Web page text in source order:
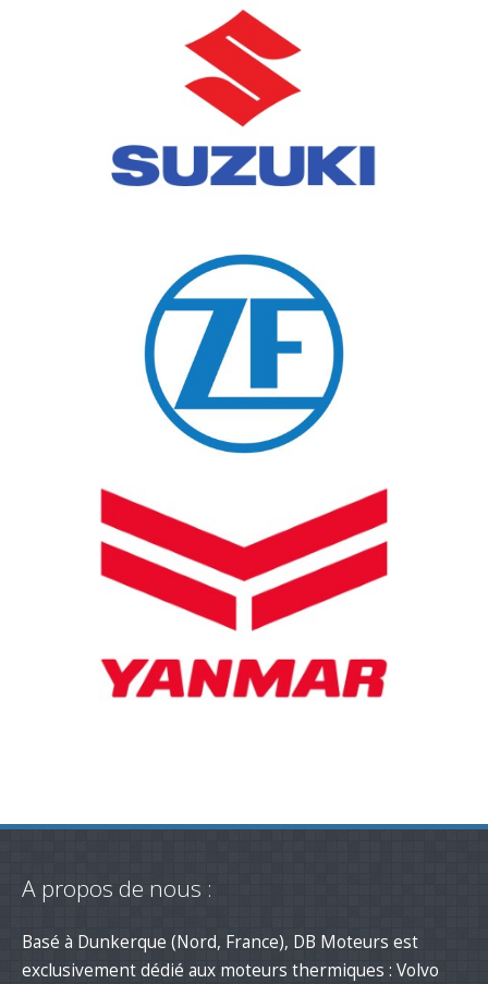
A propos de nous :
Basé à Dunkerque (Nord, France), DB Moteurs est
exclusivement dédié aux moteurs thermiques : Volvo